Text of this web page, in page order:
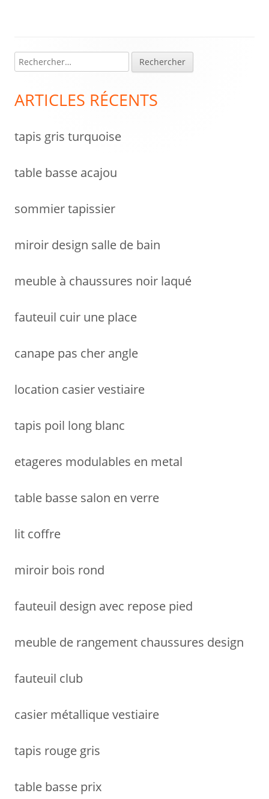
Colonne
latérale
e
h
r
e
ARTICLES RÉCENTS
tapis gris turquoise
table basse acajou
sommier tapissier
miroir design salle de bain
meuble à chaussures noir laqué
fauteuil cuir une place
canape pas cher angle
location casier vestiaire
tapis poil long blanc
etageres modulables en metal
table basse salon en verre
lit coffre
miroir bois rond
fauteuil design avec repose pied
meuble de rangement chaussures design
fauteuil club
casier métallique vestiaire
tapis rouge gris
table basse prix